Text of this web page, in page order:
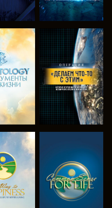
СМОТРЕТЬ
СМОТРЕТЬ